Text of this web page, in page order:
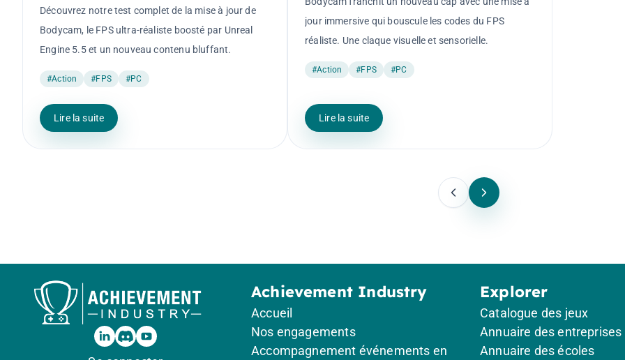
Découvrez notre test complet de la mise à jour de
Bodycam, le FPS ultra-réaliste boosté par Unreal
Engine 5.5 et un nouveau contenu bluffant.
#Action #FPS #PC
Lire la suite
jour immersive qui bouscule les codes du FPS
réaliste. Une claque visuelle et sensorielle.
#Action #FPS #PC
Lire la suite
Achievement Industry
Accueil
Nos engagements
Accompagnement événements en
Explorer
Catalogue des jeux
Annuaire des entreprises
Annuaire des écoles